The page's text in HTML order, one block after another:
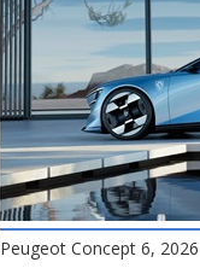
Peugeot Concept 6, 2026